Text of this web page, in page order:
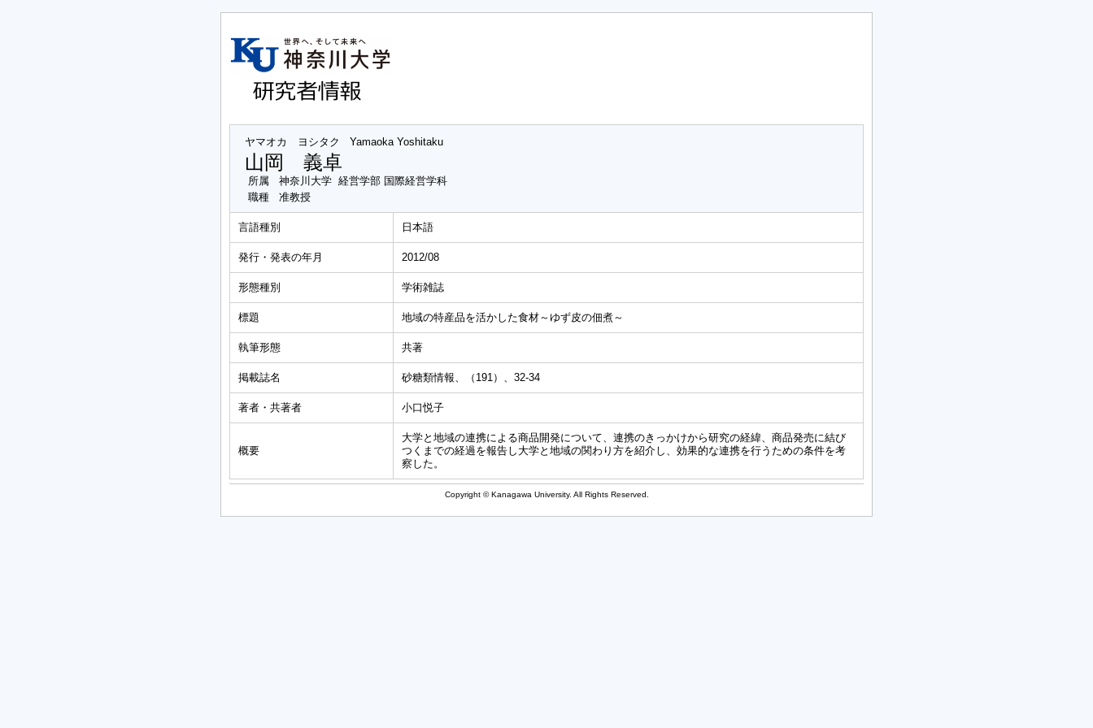
ヤマオカ ヨシタク Yamaoka Yoshitaku
山岡 義卓
所属
神奈川大学 経営学部 国際経営学科
職種
准教授
言語種別 日本語
発行・発表の年月 2012/08
形態種別 学術雑誌
標題 地域の特産品を活かした食材～ゆず皮の佃煮～
執筆形態 共著
掲載誌名 砂糖類情報、（191）、32-34
著者・共著者 小口悦子
概要
大学と地域の連携による商品開発について、連携のきっかけから研究の経緯、商品発売に結び
つくまでの経過を報告し大学と地域の関わり方を紹介し、効果的な連携を行うための条件を考
察した。
Copyright © Kanagawa University. All Rights Reserved.